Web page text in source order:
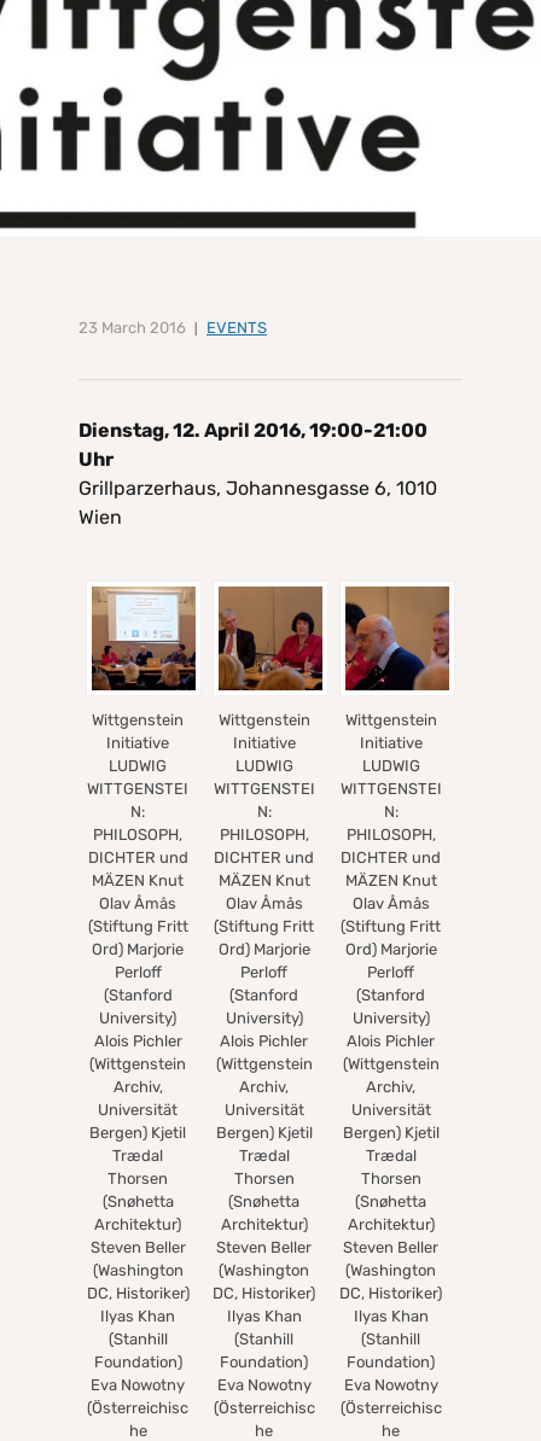
23 March 2016 EVENTS
Dienstag, 12. April 2016, 19:00-21:00
Uhr
Grillparzerhaus, Johannesgasse 6, 1010
Wien
Wittgenstein
Initiative
LUDWIG
WITTGENSTEI
N:
PHILOSOPH,
DICHTER und
MÄZEN Knut
Olav Åmås
(Stiftung Fritt
Ord) Marjorie
Perloff
(Stanford
University)
Alois Pichler
(Wittgenstein
Archiv,
Universität
Bergen) Kjetil
Trædal
Thorsen
(Snøhetta
Architektur)
Steven Beller
(Washington
DC, Historiker)
Ilyas Khan
(Stanhill
Foundation)
Eva Nowotny
(Österreichisc
he
Wittgenstein
Initiative
LUDWIG
WITTGENSTEI
N:
PHILOSOPH,
DICHTER und
MÄZEN Knut
Olav Åmås
(Stiftung Fritt
Ord) Marjorie
Perloff
(Stanford
University)
Alois Pichler
(Wittgenstein
Archiv,
Universität
Bergen) Kjetil
Trædal
Thorsen
(Snøhetta
Architektur)
Steven Beller
(Washington
DC, Historiker)
Ilyas Khan
(Stanhill
Foundation)
Eva Nowotny
(Österreichisc
he
Wittgenstein
Initiative
LUDWIG
WITTGENSTEI
N:
PHILOSOPH,
DICHTER und
MÄZEN Knut
Olav Åmås
(Stiftung Fritt
Ord) Marjorie
Perloff
(Stanford
University)
Alois Pichler
(Wittgenstein
Archiv,
Universität
Bergen) Kjetil
Trædal
Thorsen
(Snøhetta
Architektur)
Steven Beller
(Washington
DC, Historiker)
Ilyas Khan
(Stanhill
Foundation)
Eva Nowotny
(Österreichisc
he